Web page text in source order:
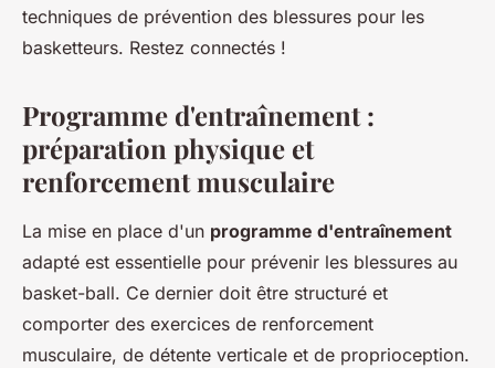
techniques de prévention des blessures pour les
basketteurs. Restez connectés !
Programme d'entraînement :
préparation physique et
renforcement musculaire
La mise en place d'un programme d'entraînement
adapté est essentielle pour prévenir les blessures au
basket-ball. Ce dernier doit être structuré et
comporter des exercices de renforcement
musculaire, de détente verticale et de proprioception.